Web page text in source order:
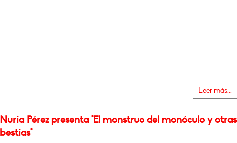
Leer más...
Nuria Pérez presenta "El monstruo del monóculo y otras
bestias"